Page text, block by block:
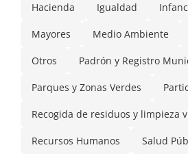
Hacienda Igualdad
Mayores Medio Ambiente
Otros Padrón y Registro
Parques y Zonas Verdes
Recogida de residuos y limpieza
Recursos Humanos Salud